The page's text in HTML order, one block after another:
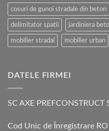
cosuri de gunoi stradale din beton
delimitator spatii jardiniera
mobilier stradal mobilier urban
DATELE FIRMEI
SC AXE PREFCONSTRUCT
Cod Unic de Înregistrare